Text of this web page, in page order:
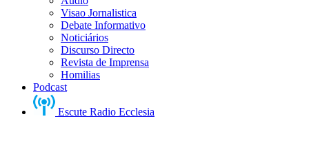
Visao Jornalistica
Debate Informativo
Noticiários
Discurso Directo
Revista de Imprensa
Homilias
Podcast
Escute Radio Ecclesia